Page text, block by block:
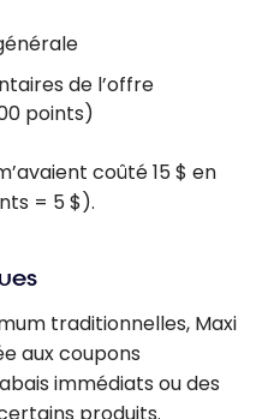
de l’offre
points)
coûté 15 $ en
= 5 $).
traditionnelles, Maxi
aux coupons
immédiats ou des